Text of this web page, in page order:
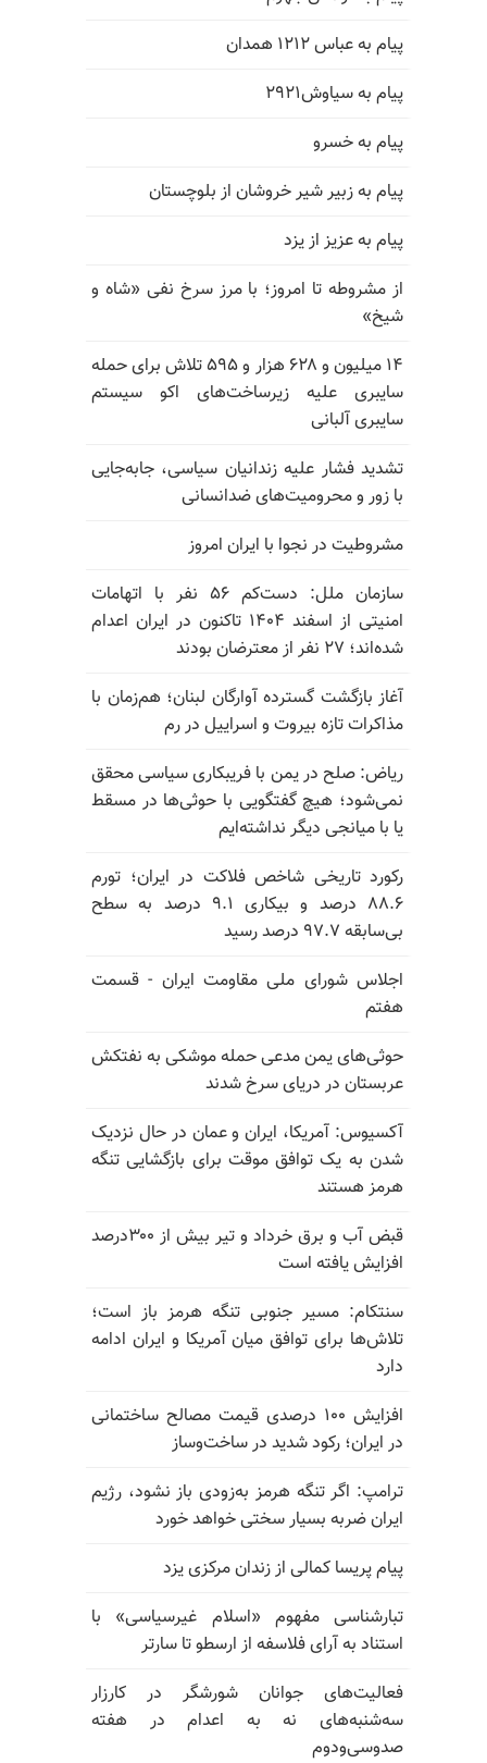
پیام به عباس ۱۲۱۲ همدان
پیام به سیاوش۲۹۲۱
پیام به خسرو
پیام به زبیر شیر خروشان از بلوچستان
پیام به عزیز از یزد
از مشروطه تا امروز؛ با مرز سرخ نفی «شاه و
شیخ»
۱۴ میلیون و ۶۲۸ هزار و ۵۹۵ تلاش برای حمله
سایبری علیه زیرساخت‌های اکو سیستم
سایبری آلبانی
تشدید فشار علیه زندانیان سیاسی، جابه‌جایی
با زور و محرومیت‌های ضدانسانی
مشروطیت در نجوا با ایران امروز
سازمان ملل: دست‌کم ۵۶ نفر با اتهامات
امنیتی از اسفند ۱۴۰۴ تاکنون در ایران اعدام
شده‌اند؛ ۲۷ نفر از معترضان بودند
آغاز بازگشت گسترده آوارگان لبنان؛ هم‌زمان با
مذاکرات تازه بیروت و اسراییل در رم
ریاض: صلح در یمن با فریبکاری سیاسی محقق
نمی‌شود؛ هیچ گفتگویی با حوثی‌ها در مسقط
یا با میانجی دیگر نداشته‌ایم
رکورد تاریخی شاخص فلاکت در ایران؛ تورم
۸۸.۶ درصد و بیکاری ۹.۱ درصد به سطح
بی‌سابقه ۹۷.۷ درصد رسید
اجلاس شورای ملی مقاومت ایران - قسمت
هفتم
حوثی‌های یمن مدعی حمله موشکی به نفتکش
عربستان در دریای سرخ شدند
آکسیوس: آمریکا، ایران و عمان در حال نزدیک
شدن به یک توافق موقت برای بازگشایی تنگه
هرمز هستند
قبض آب و برق خرداد و تیر بیش از ۳۰۰درصد
افزایش یافته است
سنتکام: مسیر جنوبی تنگه هرمز باز است؛
تلاش‌ها برای توافق میان آمریکا و ایران ادامه
دارد
افزایش ۱۰۰ درصدی قیمت مصالح ساختمانی
در ایران؛ رکود شدید در ساخت‌وساز
ترامپ: اگر تنگه هرمز به‌زودی باز نشود، رژیم
ایران ضربه بسیار سختی خواهد خورد
پیام پریسا کمالی از زندان مرکزی یزد
تبارشناسی مفهوم «اسلام غیرسیاسی» با
استناد به آرای فلاسفه از ارسطو تا سارتر
فعالیت‌های جوانان شورشگر در کارزار
سه‌شنبه‌های نه به اعدام در هفته
صدوسی‌و‌دوم